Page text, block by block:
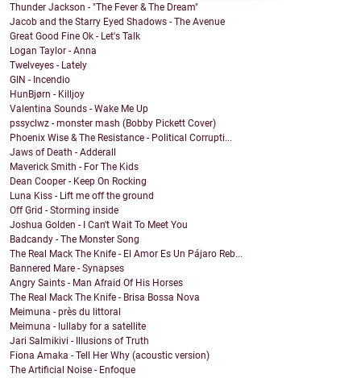
Thunder Jackson - "The Fever & The Dream"
Jacob and the Starry Eyed Shadows - The Avenue
Great Good Fine Ok - Let's Talk
Logan Taylor - Anna
Twelveyes - Lately
GIN - Incendio
HunBjørn - Killjoy
Valentina Sounds - Wake Me Up
pssyclwz - monster mash (Bobby Pickett Cover)
Phoenix Wise & The Resistance - Political Corrupti...
Jaws of Death - Adderall
Maverick Smith - For The Kids
Dean Cooper - Keep On Rocking
Luna Kiss - Lift me off the ground
Off Grid - Storming inside
Joshua Golden - I Can't Wait To Meet You
Badcandy - The Monster Song
The Real Mack The Knife - El Amor Es Un Pájaro Reb...
Bannered Mare - Synapses
Angry Saints - Man Afraid Of His Horses
The Real Mack The Knife - Brisa Bossa Nova
Meimuna - près du littoral
Meimuna - lullaby for a satellite
Jari Salmikivi - Illusions of Truth
Fiona Amaka - Tell Her Why (acoustic version)
The Artificial Noise - Enfoque